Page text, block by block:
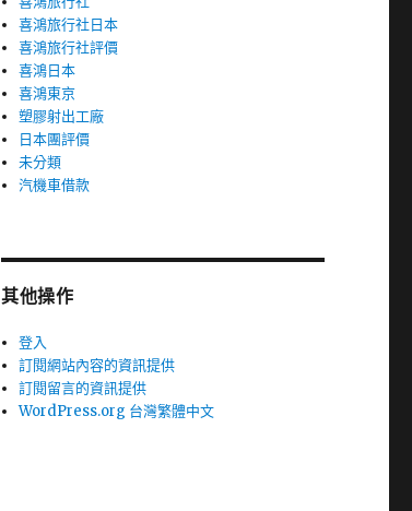
喜鴻旅行社日本
喜鴻旅行社評價
喜鴻日本
喜鴻東京
塑膠射出工廠
日本團評價
未分類
汽機車借款
其他操作
登入
訂閱網站內容的資訊提供
訂閱留言的資訊提供
WordPress.org 台灣繁體中文